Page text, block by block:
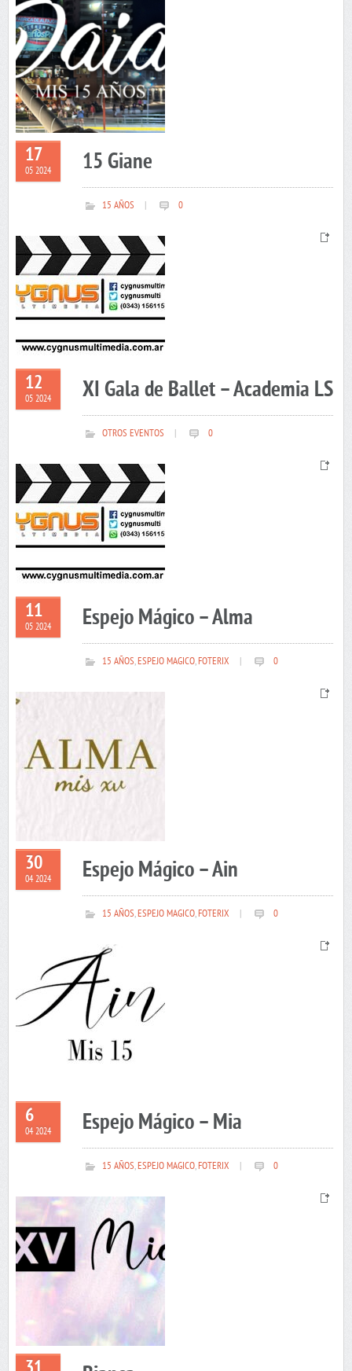
17
05 2024 15 Giane
15 AÑOS 0
12
05 2024 XI Gala de Ballet – Academia LS
OTROS EVENTOS 0
11
05 2024 Espejo Mágico – Alma
15 AÑOS,ESPEJO MAGICO,FOTERIX 0
30
04 2024 Espejo Mágico – Ain
15 AÑOS,ESPEJO MAGICO,FOTERIX 0
6
04 2024 Espejo Mágico – Mia
15 AÑOS,ESPEJO MAGICO,FOTERIX 0